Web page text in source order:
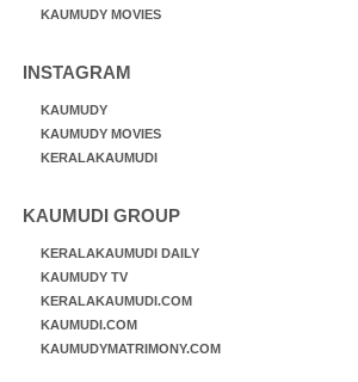
KAUMUDY MOVIES
INSTAGRAM
KAUMUDY
KAUMUDY MOVIES
KERALAKAUMUDI
KAUMUDI GROUP
KERALAKAUMUDI DAILY
KAUMUDY TV
KERALAKAUMUDI.COM
KAUMUDI.COM
KAUMUDYMATRIMONY.COM